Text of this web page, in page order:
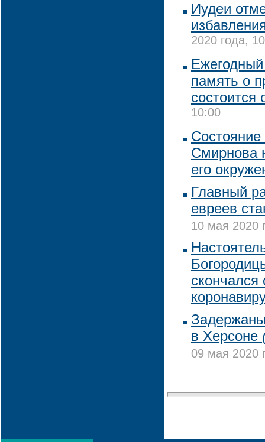
Иудеи
2020 года,
память о
состоится
10:00
Смирнова
его
Главный
евреев
10 мая 2020
скончался
Задержаны
в Херсоне
09 мая 2020